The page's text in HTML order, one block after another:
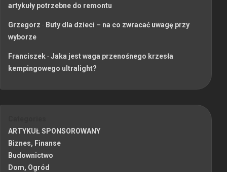
artykuły potrzebne do remontu
Grzegorz - Buty dla dzieci – na co zwracać uwagę przy
wyborze
Franciszek-Jaka jest waga przenośnego krzesła
kempingowego ultralight?
ARTYKUŁ SPONSOROWANY
Biznes, Finanse
Budownictwo
Dom, Ogród